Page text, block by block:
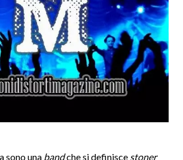
sono una bandche si definisce stoner